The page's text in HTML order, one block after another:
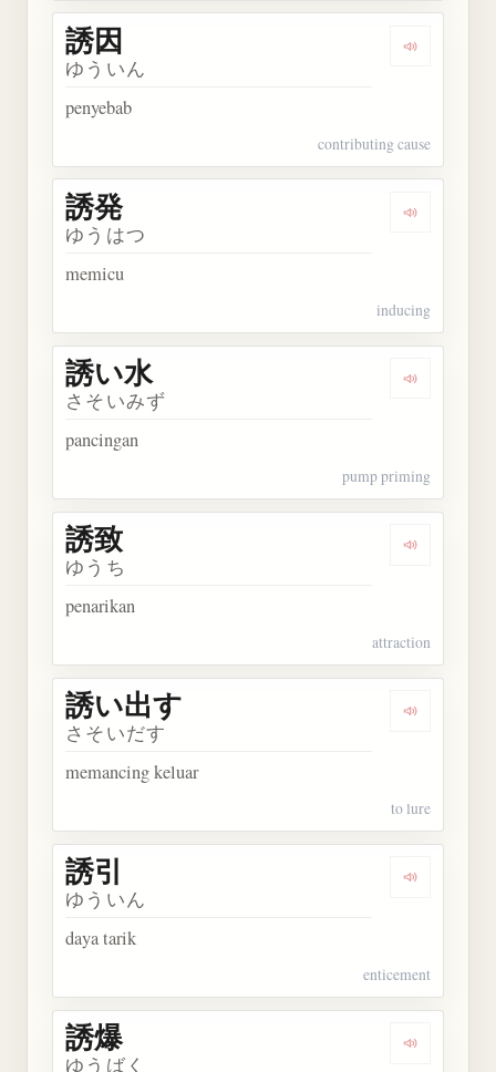
Dengarkan
誘因
ゆういん
penyebab
contributing cause
Dengarkan
誘発
ゆうはつ
memicu
inducing
Dengarkan
誘い水
さそいみず
pancingan
pump priming
Dengarkan
誘致
ゆうち
penarikan
attraction
Dengarkan
誘い出す
さそいだす
memancing keluar
to lure
Dengarkan
誘引
ゆういん
daya tarik
enticement
Dengarkan
誘爆
ゆうばく